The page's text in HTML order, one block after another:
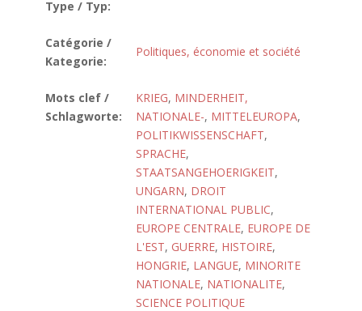
Type / Typ:
Catégorie /
Kategorie:
Politiques, économie et société
Mots clef /
Schlagworte:
KRIEG, MINDERHEIT,
NATIONALE-, MITTELEUROPA,
POLITIKWISSENSCHAFT,
SPRACHE,
STAATSANGEHOERIGKEIT,
UNGARN, DROIT
INTERNATIONAL PUBLIC,
EUROPE CENTRALE, EUROPE DE
L'EST, GUERRE, HISTOIRE,
HONGRIE, LANGUE, MINORITE
NATIONALE, NATIONALITE,
SCIENCE POLITIQUE